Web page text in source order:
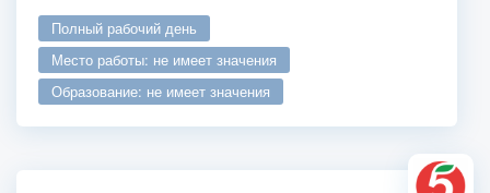
полный рабочий день
место работы: не имеет значения
образование: не имеет значения